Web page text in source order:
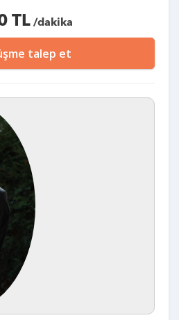
TL/dakika
talep et